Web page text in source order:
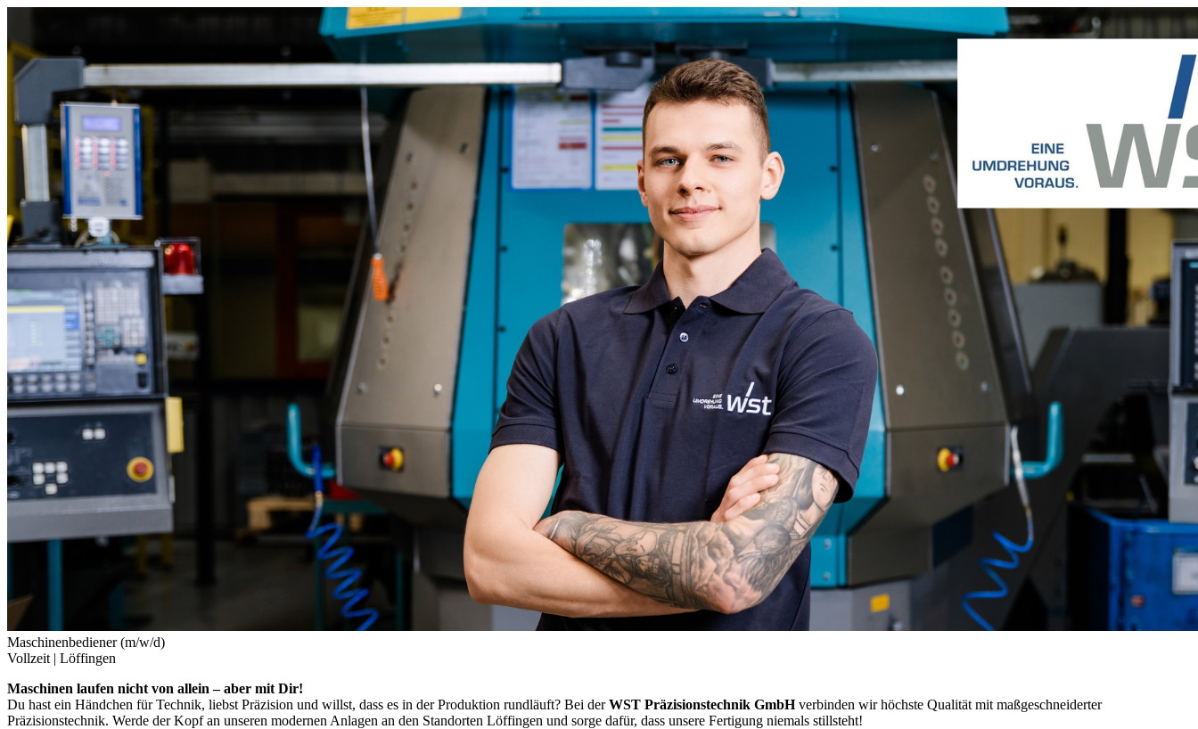
Maschinenbediener (m/w/d)
Vollzeit | Löffingen
Maschinen laufen nicht von allein – aber mit Dir!
Du hast ein Händchen für Technik, liebst Präzision und willst, dass es in der Produktion rundläuft? Bei derWST Präzisionstechnik GmbHverbinden wir höchste Qualität mit maßgeschneiderter
Präzisionstechnik. Werde der Kopf an unseren modernen Anlagen an den Standorten Löffingen und sorge dafür, dass unsere Fertigung niemals stillsteht!